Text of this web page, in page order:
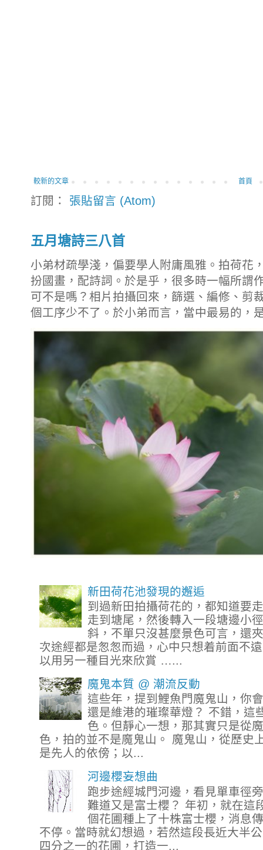
較新的文章 首頁
訂閱： 張貼留言 (Atom)
五月塘詩三八首
小弟材疏學淺，偏要學人附庸風雅。拍荷花
扮國畫，配詩詞。於是乎，很多時一幅所謂
可不是嗎？相片拍攝回來，篩選、編修、剪
個工序少不了。於小弟而言，當中最易的，
新田荷花池發現的邂逅
到過新田拍攝荷花的，都知道要
走到塘尾，然後轉入一段塘邊小
斜，不單只沒甚麼景色可言，還
次途經都是怱怱而過，心中只想着前面不
以用另一種目光來欣賞 …...
魔鬼本質 @ 潮流反動
這些年，提到鯉魚門魔鬼山，你
還是維港的璀璨華燈？ 不錯，這
色。但靜心一想，那其實只是從
色，拍的並不是魔鬼山。 魔鬼山，從歷史
是先人的依傍；以...
河邊櫻妄想曲
跑步途經城門河邊，看見單車徑
難道又是富士櫻？ 年初，就在這
個花圃種上了十株富士櫻，消息
不停。當時就幻想過，若然這段長近大半
四分之一的花圃，打造一...